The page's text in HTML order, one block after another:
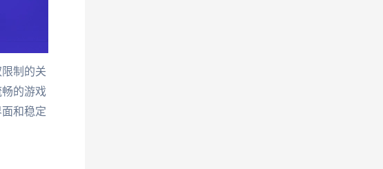
制的关
的游戏
和稳定